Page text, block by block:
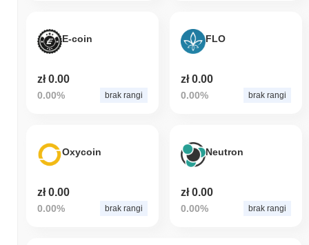
E-coin
zł 0.00
0.00% brak rangi
FLO
zł 0.00
0.00% brak rangi
Oxycoin
zł 0.00
0.00% brak rangi
Neutron
zł 0.00
0.00% brak rangi